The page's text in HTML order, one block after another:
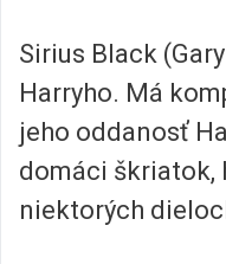
Sirius Black
Harryho. Má
jeho oddanosť
domáci škriatok,
niektorých